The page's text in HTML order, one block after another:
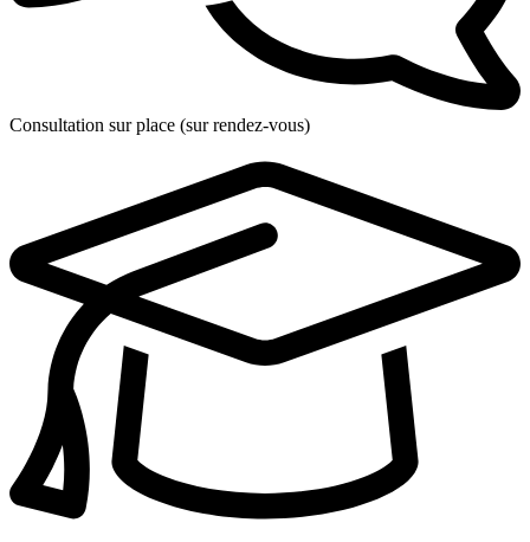
Consultation sur place (sur rendez-vous)